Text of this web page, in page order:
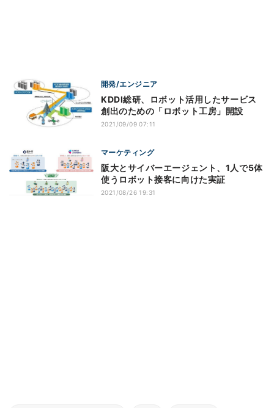
開発/エンジニア
KDDI総研、ロボット活用したサービス
創出のための「ロボット工房」開設
2021/09/09 07:11
マーケティング
阪大とサイバーエージェント、1人で5体
使うロボット接客に向けた実証
2021/08/26 19:31